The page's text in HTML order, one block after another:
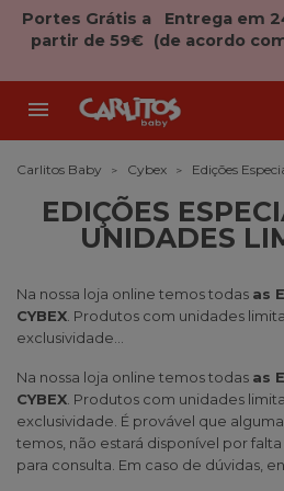
Portes Grátis a
partir de 59€
Entrega em
(de acordo

Carlitos Baby Cybex Edições
EDIÇÕES
UNIDADES
Na nossa loja online temos todas as
CYBEX . Produtos com unidades
exclusividade...
Na nossa loja online temos todas as
CYBEX . Produtos com unidades
exclusividade. É provável que
temos, não estará disponível por
para consulta. Em caso de dúvidas,